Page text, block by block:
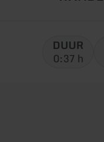
DUUR
0:37 h